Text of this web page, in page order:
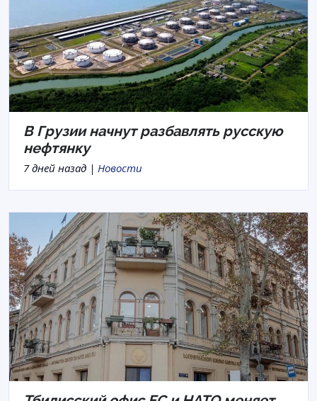
В Грузии начнут разбавлять русскую
нефтянку
7 дней назад | Новости